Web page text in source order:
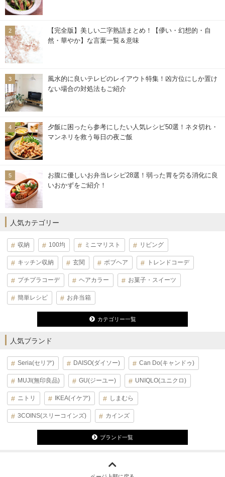
【完全版】美しい二字熟語まとめ！【儚い・幻想的・自
然・華やか】な言葉一覧＆意味
風水的に良いテレビのレイアウト特集！凶方位にしか置け
ない場合の対処法もご紹介
夕飯に困ったら参考にしたい人気レシピ50選！ネタ切れ・
マンネリを救う毎日の夜ご飯
お腹に優しいお弁当レシピ28選！弱った胃を労る消化に良
いおかずをご紹介！
人気カテゴリー
収納 100均 ミニマリスト リビング
キッチン収納 玄関 ボブヘア トレンドコーデ
プチプラコーデ ヘアカラー お菓子・スイーツ
簡単レシピ お弁当箱
カテゴリー一覧
人気ブランド
Seria(セリア) DAISO(ダイソー) Can Do(キャンドゥ)
MUJI(無印良品) GU(ジーユー) UNIQLO(ユニクロ)
ニトリ IKEA(イケア) しまむら
3COINS(スリーコインズ) カインズ
ブランド一覧